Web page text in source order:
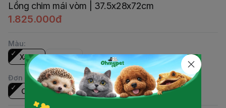
Lồng chim mái vòm | 37.5x28x72cm
1.825.000đ
Màu:
Xám
Đen
Đơn vị:
Cái